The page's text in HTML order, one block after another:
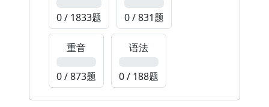
0 / 1833题 0 / 831题
重音
0 / 873题
语法
0 / 188题